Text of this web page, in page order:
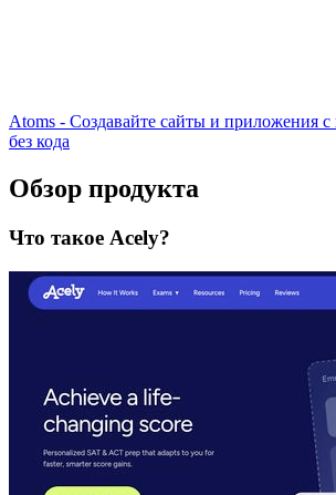
Atoms - Создавайте сайты и
без кода
Обзор продукта
Что такое Acely?